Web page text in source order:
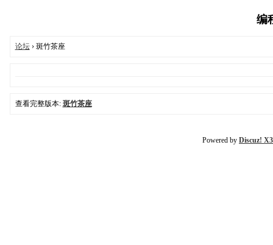
编
论坛› 斑竹茶座
查看完整版本: 斑竹茶座
Powered by Discuz!